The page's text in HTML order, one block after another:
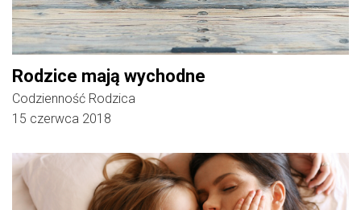
Rodzice mają wychodne
Codzienność Rodzica
15 czerwca 2018